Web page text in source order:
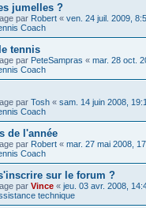
jumelles ?
par Robert « ven. 24 juil. 2009,
Coach
tennis
par PeteSampras « mar. 28 oct.
Coach
par Tosh « sam. 14 juin 2008,
Coach
de l'année
par Robert « mar. 27 mai 2008,
Coach
sur le forum ?
par Vince « jeu. 03 avr. 2008,
technique